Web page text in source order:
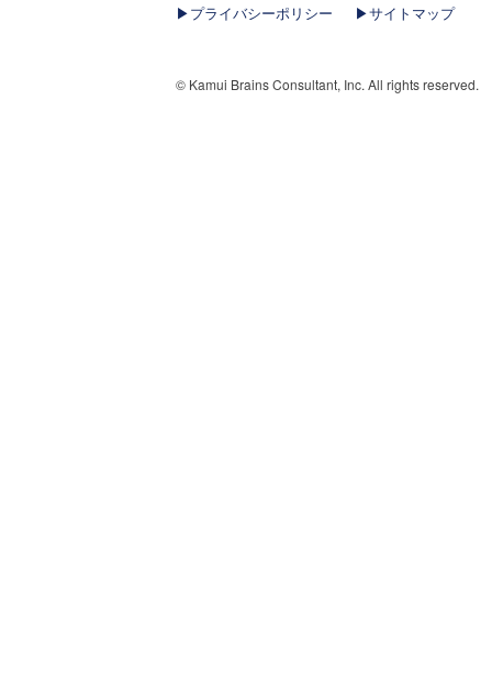
▶︎プライバシーポリシー ▶︎サイトマップ
© Kamui Brains Consultant, Inc. All rights reserved.